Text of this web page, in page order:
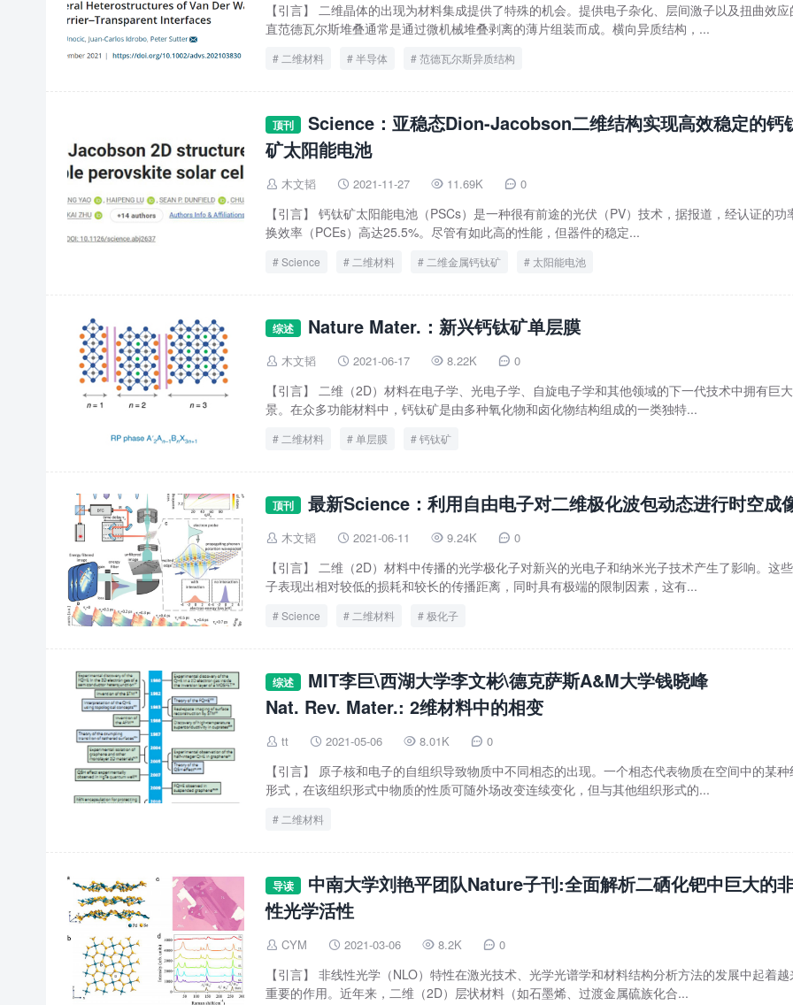
【引言】 二维晶体的出现为材料集成提供了特殊的机会。提供电子杂化、层间激子以及扭曲效
直范德瓦尔斯堆叠通常是通过微机械堆叠剥离的薄片组装而成。横向异质结构，...
二维材料 半导体 范德瓦尔斯异质结构
顶刊
Science：亚稳态Dion-Jacobson二维结构实现高效稳定的钙
矿太阳能电池
 木文韬  2021-11-27  11.69K  0
【引言】 钙钛矿太阳能电池（PSCs）是一种很有前途的光伏（PV）技术，据报道，经认证的功
换效率（PCEs）高达25.5%。尽管有如此高的性能，但器件的稳定...
Science 二维材料 二维金属钙钛矿 太阳能电池
综述 Nature Mater.：新兴钙钛矿单层膜
 木文韬  2021-06-17  8.22K  0
【引言】 二维（2D）材料在电子学、光电子学、自旋电子学和其他领域的下一代技术中拥有巨
景。在众多功能材料中，钙钛矿是由多种氧化物和卤化物结构组成的一类独特...
二维材料 单层膜 钙钛矿
顶刊 最新Science：利用自由电子对二维极化波包动态进行时空成
 木文韬  2021-06-11  9.24K  0
【引言】 二维（2D）材料中传播的光学极化子对新兴的光电子和纳米光子技术产生了影响。这
子表现出相对较低的损耗和较长的传播距离，同时具有极端的限制因素，这有...
Science 二维材料 极化子
综述
MIT李巨\西湖大学李文彬\德克萨斯A&M大学钱晓峰
Nat. Rev. Mater.: 2维材料中的相变
 tt  2021-05-06  8.01K  0
【引言】 原子核和电子的自组织导致物质中不同相态的出现。一个相态代表物质在空间中的某种
形式，在该组织形式中物质的性质可随外场改变连续变化，但与其他组织形式的...
二维材料
导读
中南大学刘艳平团队Nature子刊:全面解析二硒化钯中巨大的
性光学活性
 CYM  2021-03-06  8.2K  0
【引言】 非线性光学（NLO）特性在激光技术、光学光谱学和材料结构分析方法的发展中起着越
重要的作用。近年来，二维（2D）层状材料（如石墨烯、过渡金属硫族化合...